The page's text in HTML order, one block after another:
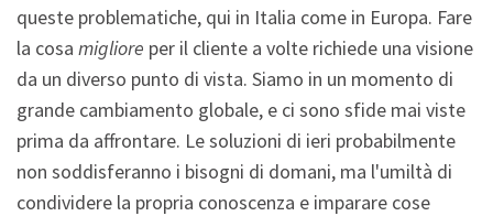
queste problematiche, qui in Italia come in Europa. Fare
la cosa migliore per il cliente a volte richiede una visione
da un diverso punto di vista. Siamo in un momento di
grande cambiamento globale, e ci sono sfide mai viste
prima da affrontare. Le soluzioni di ieri probabilmente
non soddisferanno i bisogni di domani, ma l'umiltà di
condividere la propria conoscenza e imparare cose